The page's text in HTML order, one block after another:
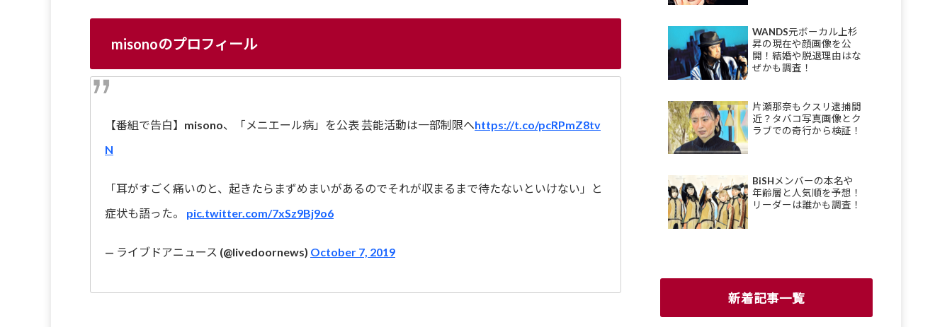
misonoのプロフィール
【番組で告白】misono、「メニエール病」を公表 芸能活動は一部制限へhttps://t.co/pcRPmZ8tv
N
「耳がすごく痛いのと、起きたらまずめまいがあるのでそれが収まるまで待たないといけない」と
症状も語った。 pic.twitter.com/7xSz9Bj9o6
— ライブドアニュース (@livedoornews) October 7, 2019
WANDS元ボーカル上杉
昇の現在や顔画像を公
開！結婚や脱退理由はな
ぜかも調査！
片瀬那奈もクスリ逮捕間
近？タバコ写真画像とク
ラブでの奇行から検証！
BiSHメンバーの本名や
年齢層と人気順を予想！
リーダーは誰かも調査！
新着記事一覧